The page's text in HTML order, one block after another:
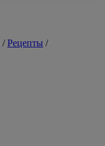
/Рецепты /